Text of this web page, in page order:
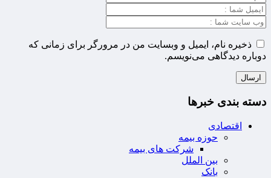
ذخیره نام، ایمیل و وبسایت من در مرورگر برای زمانی که
دوباره دیدگاهی می‌نویسم.
دسته بندی خبرها
اقتصادی
حوزه بیمه
شرکت های بیمه
بین الملل
بانک